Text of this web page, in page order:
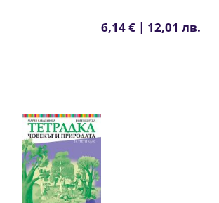
6,14 € | 12,01 лв.